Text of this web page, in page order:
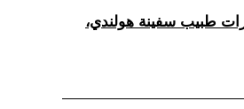
طبيب سفينة هولندي،